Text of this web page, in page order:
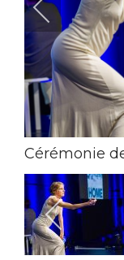
Cérémonie
d'action
Crédit